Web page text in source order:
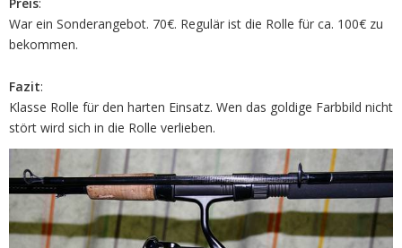
War ein Sonderangebot. 70€. Regulär ist die Rolle für ca. 100€ zu
bekommen.
Fazit:
Klasse Rolle für den harten Einsatz. Wen das goldige Farbbild nicht
stört wird sich in die Rolle verlieben.